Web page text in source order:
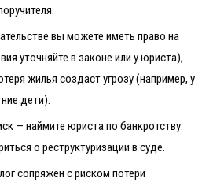
вы можете иметь право на
уточняйте в законе или у юриста),
жилья создаст угрозу (например, у
дети).
— наймите юриста по банкротству.
о реструктуризации в суде.
сопряжён с риском потери